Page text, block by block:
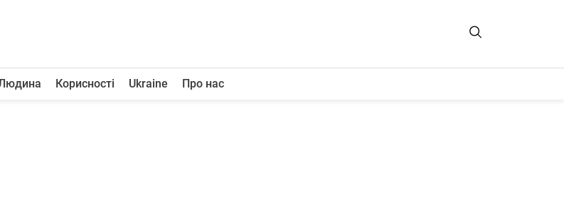
Корисності Ukraine Про нас